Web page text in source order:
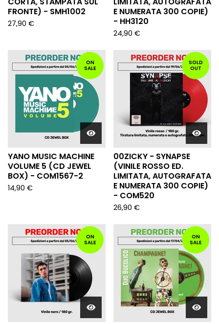
FRONTE) - SMH1002
27,90 €
E NUMERATA 300 COPIE)
- HH3120
24,90 €
ON
SALE
YANO MUSIC MACHINE
VOLUME 5 (CD JEWEL
BOX) - COM1567-2
14,90 €
SOLD
OUT
00ZICKY - SYNAPSE
(VINILE ROSSO ED.
LIMITATA, AUTOGRAFATA
E NUMERATA 300 COPIE)
- COM520
26,90 €
ON
SALE
ON
SALE